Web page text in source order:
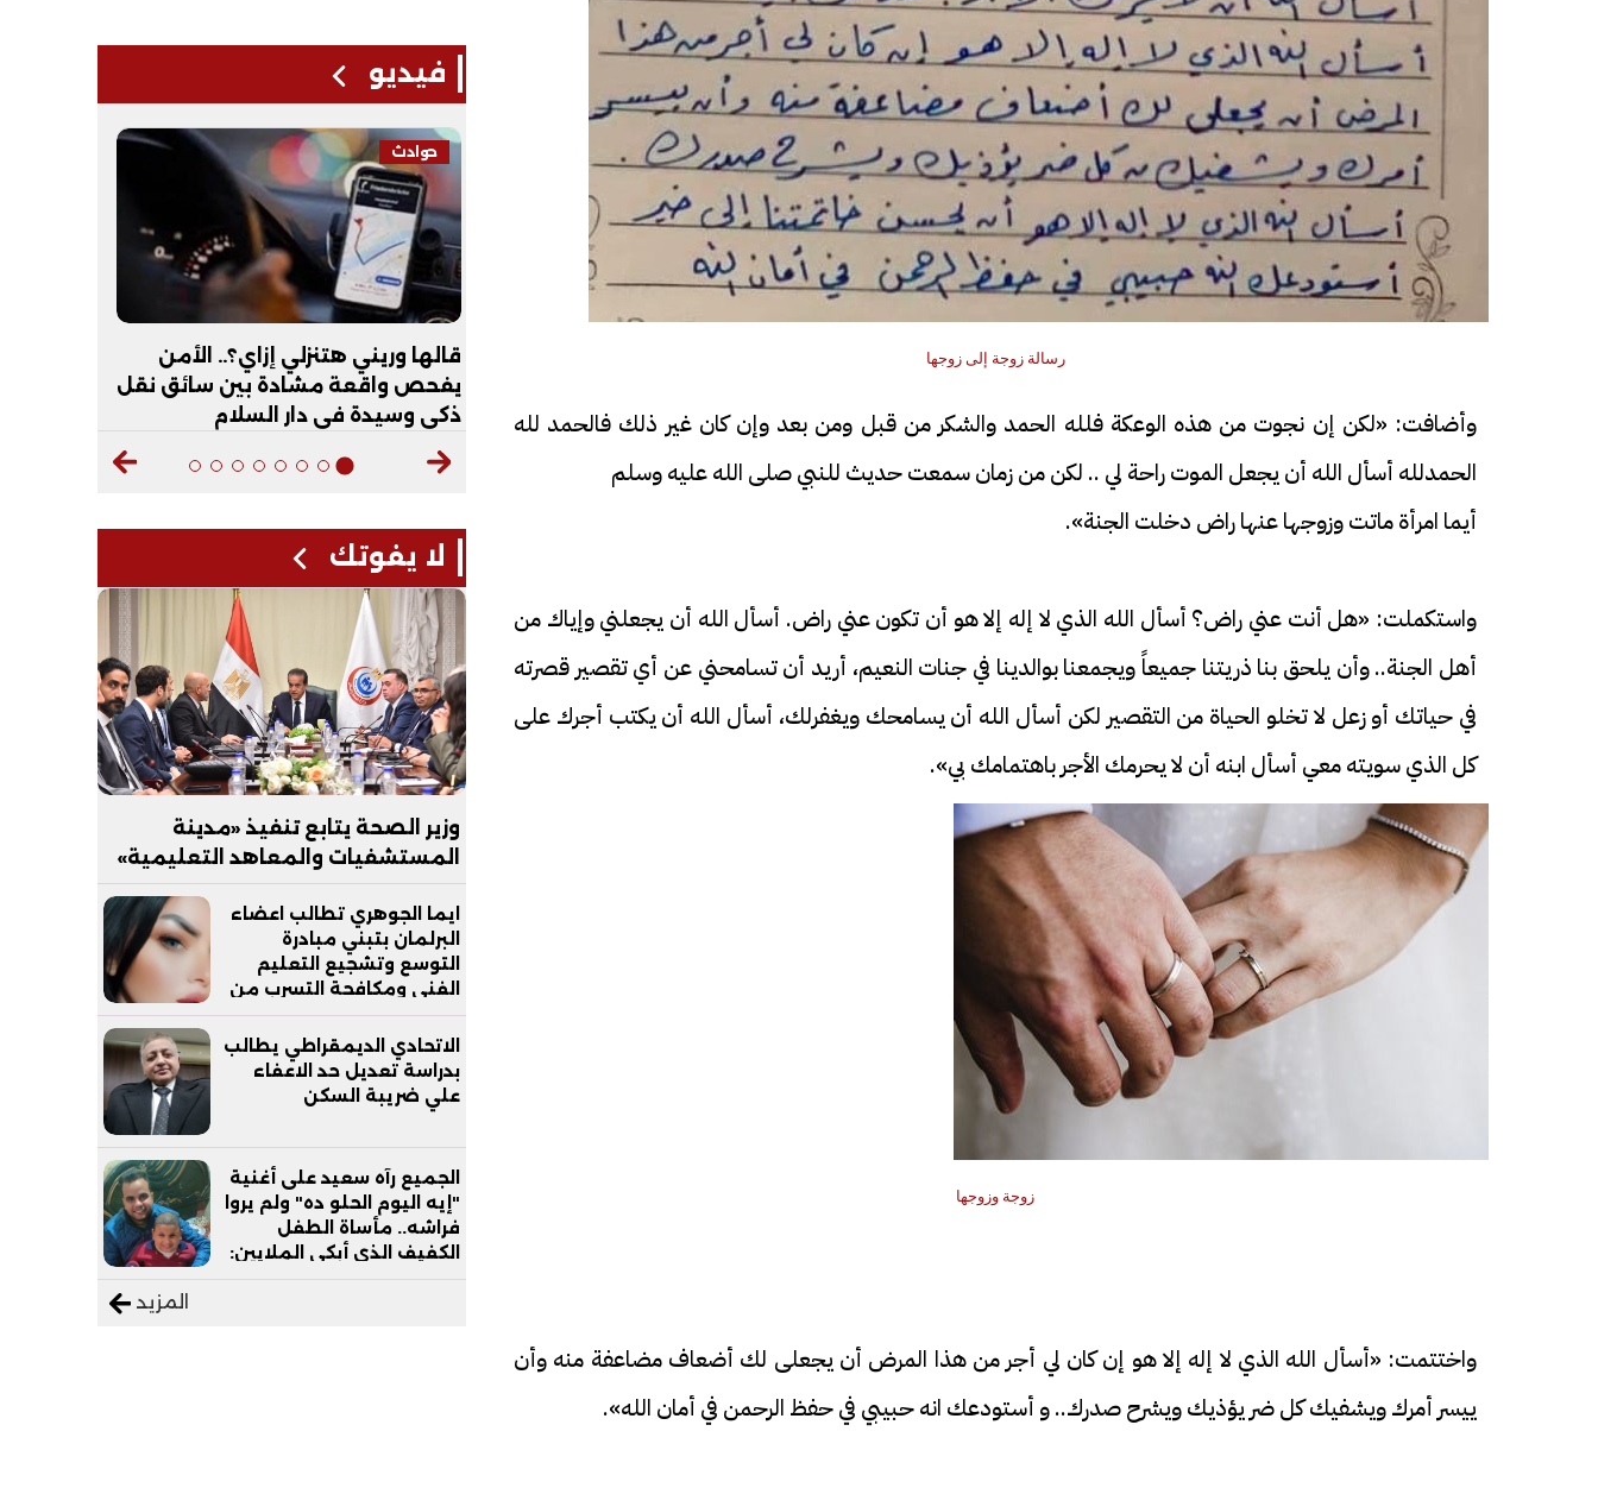
رسالة زوجة إلى زوجها
وأضافت: «لكن إن نجوت من هذه الوعكة فلله الحمد والشكر من قبل ومن بعد وإن كان غير ذلك فالحمد لله
الحمدلله أسأل الله أن يجعل الموت راحة لي .. لكن من زمان سمعت حديث للنبي صلى الله عليه وسلم
أيما امرأة ماتت وزوجها عنها راض دخلت الجنة».
واستكملت: «هل أنت عني راض؟ أسأل الله الذي لا إله إلا هو أن تكون عني راض. أسأل الله أن يجعلني وإياك من
أهل الجنة.. وأن يلحق بنا ذريتنا جميعاً ويجمعنا بوالدينا في جنات النعيم، أريد أن تسامحني عن أي تقصير قصرته
في حياتك أو زعل لا تخلو الحياة من التقصير لكن أسأل الله أن يسامحك ويغفرلك، أسأل الله أن يكتب أجرك على
كل الذي سويته معي أسأل ابنه أن لا يحرمك الأجر باهتمامك بي».
زوجة وزوجها
واختتمت: «أسأل الله الذي لا إله إلا هو إن كان لي أجر من هذا المرض أن يجعلى لك أضعاف مضاعفة منه وأن
ييسر أمرك ويشفيك كل ضر يؤذيك ويشرح صدرك.. و أستودعك انه حبيبي في حفظ الرحمن في أمان الله».
فيديو
افتتاح أكبر صرح ديني في القوصية..
مليون جنيه
فيديو
تصدره التريند| فيديو
حوادث
قالها وريني هتنزلي إزاي؟.. الأمن
يفحص واقعة مشادة بين سائق نقل
ذكي وسيدة في دار السلام
لا يفوتك
وزير الصحة يتابع تنفيذ «مدينة
المستشفيات والمعاهد التعليمية»
بالعاصمة الجديدة
ايما الجوهري تطالب اعضاء
البرلمان بتبني مبادرة
التوسع وتشجيع التعليم
الفني ومكافحة التسرب من
التعليم
الاتحادي الديمقراطي يطالب
بدراسة تعديل حد الاعفاء
علي ضريبة السكن
الجميع رآه سعيد على أغنية
"إيه اليوم الحلو ده" ولم يروا
فراشه.. مأساة الطفل
الكفيف الذي أبكى الملايين:
المزيد